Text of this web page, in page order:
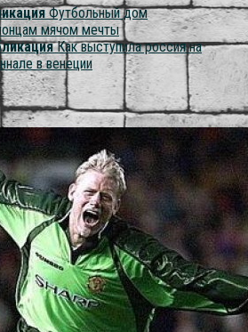
Футбольный дом
мячом мечты
Как выступила россия на
в венеции